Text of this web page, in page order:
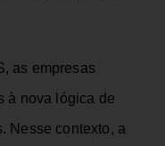
as empresas
à nova lógica de
Nesse contexto, a